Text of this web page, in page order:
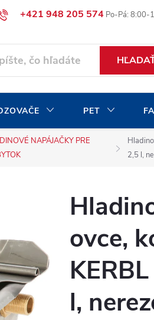
+421 948 205 574
Blog Moja objednávka
PET
NAPÁJAČKY PRE
2,5 l,
ovce,
l,